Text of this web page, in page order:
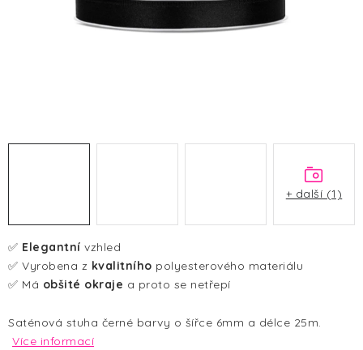
✅ Elegantní vzhled
✅ Vyrobena z kvalitního polyesterového materiálu
✅ Má obšité okraje a proto se netřepí
Saténová stuha černé barvy o šířce 6mm a délce 25m.
Více informací
+ další (1)